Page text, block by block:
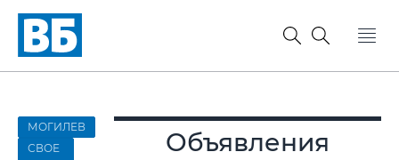
МОГИЛЕВ
СВОЕ
Объявления